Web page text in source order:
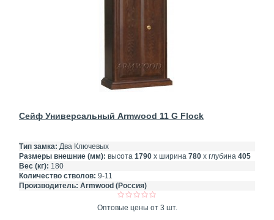
Сейф Универсальный Armwood 11 G Flock
Тип замка: Два Ключевых
Размеры внешние (мм): высота 1790 х ширина 780 х глубина 405
Вес (кг): 180
Количество стволов: 9-11
Производитель: Armwood (Россия)
Оптовые цены от 3 шт.